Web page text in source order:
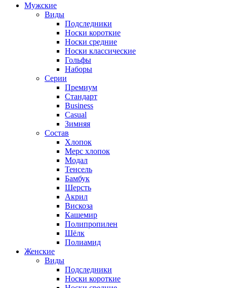
Мужские
Виды
Подследники
Носки короткие
Носки средние
Носки классические
Гольфы
Наборы
Серии
Премиум
Стандарт
Business
Casual
Зимняя
Состав
Хлопок
Мерс хлопок
Модал
Тенсель
Бамбук
Шерсть
Акрил
Вискоза
Кашемир
Полипропилен
Шёлк
Полиамид
Женские
Виды
Подследники
Носки короткие